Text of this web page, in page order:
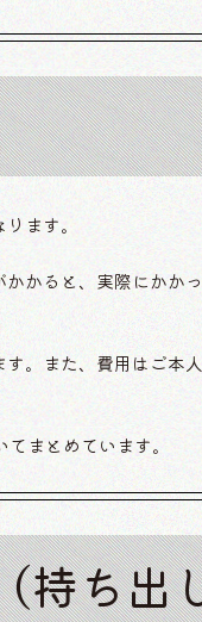
ます。
かると、実際にかか
。また、費用はご本
まとめています。
持ち出